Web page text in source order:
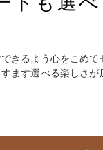
きるよう心をこめ
ます選べる楽しさ